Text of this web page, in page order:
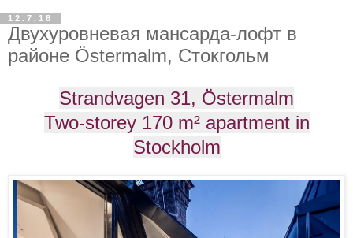
12.7.18
Двухуровневая мансарда-лофт в
районе Östermalm, Стокгольм
Strandvagen 31, Östermalm
Two-storey 170 m² apartment in
Stockholm